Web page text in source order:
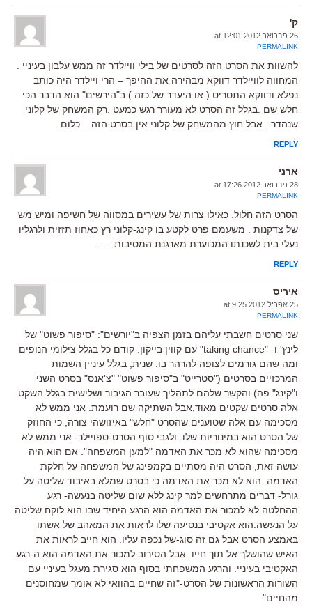
ק'
26 פברואר 2012 at 12:01
PERMALINK
להשוות את הסרט הזה לסרטים של בילי וויילדר זה ממש עלבון בעיניי .
המחווה לוויילדר דווקא מבהירה את ההיפך – הרי ויילדר היה כותב
נפלא ודווקא התסריט ( או היעדר של כזה ) ב"הירשים" הוא הדבר הכי
חלש שם .בגלל זה הסרט לא מעורר רגש כמעט .רק המשחק של קלוני
שנהדר . אבל חוץ מהמשחק של קלוני אין בסרט הזה .. כלום .
REPLY
ארני
28 פברואר 2012 at 17:26
PERMALINK
הסרט הזה חלול. כאילו צרות של עשירים במסווה של חשיפה ומיש מש
של צדקנות . משעמם פרט לקטע בו קינג-קלוני רץ כאחוז תזזית ולרגליו
נעלי בית לשכנתו המכוערת מארגנת המסיבות…..
REPLY
איריס
25 אפריל 2012 at 9:25
PERMALINK
שני סרטים חשבתי עליהם בזמן הצפיה ב"יורשים": "סיפור פשוט" של
לינץ' ו- "taking chance" עם קווין בייקון. קודם כל בגלל צילומי הנופים
ומה שהם גורמים לצופה להרהר בו. שנית, בגלל עיניין השמות
המרכזיים בסרטים ("סטרייט" ב"סיפור פשוט" "צ'אנס" בסרט השני
ו"קינג" פה) והקשר שלהם לתהליך שעובר הגיבור ושלישית בגלל השקט.
אלה סרטים שקטים מאוד,אבל השתיקה שם רועמת. אני ממש לא
מסכימה עם אלה שטוענים שהסרט "חלש" באיזושהי צורה, כי החוזק
של הסרט הוא במינוריות שלו. ולגבי סוף הסרט-ספויילר- אני ממש לא
מסכימה שהוא לא מכר את האדמה "למען המשפחה". אם הוא היה
עושה זאת, הסרט היה מסתיים בקמפינג של המשפחה על חלקת
האדמה. הוא לא מכר את האדמה כי בסרט שמלא באיבוד שליטה על
גורל- דברים מתרחשים למר קינג ללא שום שליטה בנעשה- רגע
ההחלטה לא למכור את האדמה הוא הרגע היחיד שבו הוא לוקח שליטה
על הנעשה.הוא אקטיבי בנסיעה שלו לראות את המאהב של אשתו
באמצע הסרט אבל גם זה סוג-של נכפה עליו. הוא חייב לראות את
האיש שהושלך אל תוך חייו. אבל הסירוב למכור את האדמה הוא ה-רגע
האקטיבי בעיניי. והרגע המשפחתי בסוף הוא סגירת מעגל בעיניי עם
השורות הראשונות של הסרט-"זה שחיים בהוואי לא אומר שמחוסנים
מהחיים"